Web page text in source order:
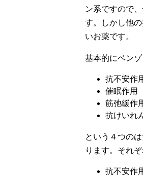
ン系ですので
す。しかし他
いお薬です。
基本的にベンゾ
抗不安作
催眠作用
筋弛緩作
抗けいれ
という４つの
ります。それ
抗不安作